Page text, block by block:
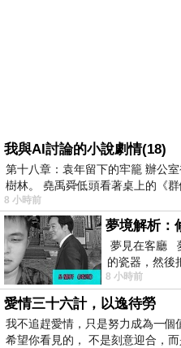
我與AI討論的小說劇情(18)
第十八章：袁年留下的牢籠 辦公
樹林。 堯禹舜低頭看著桌上的《
8 小時前
夢境解析：
夢見在客廳
的瓷器，然後
一頂棒球潮帽
8 小時前
愛情三十六計，以逸待勞
我不追趕愛情，只是努力成為一個
希望你看見的， 不是刻意迎合，而